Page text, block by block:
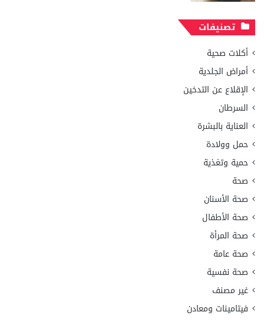
تصنيفات
أكلات صحية
أمراض الجلدية
الإقلاع عن التدخين
السرطان
العناية بالبشرة
حمل وولادة
حمية وتغذية
صحة
صحة الأسنان
صحة الأطفال
صحة المرأة
صحة عامة
صحة نفسية
غير مصنف
فيتامينات ومعادن